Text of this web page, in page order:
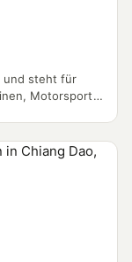
und steht für
Motorsport